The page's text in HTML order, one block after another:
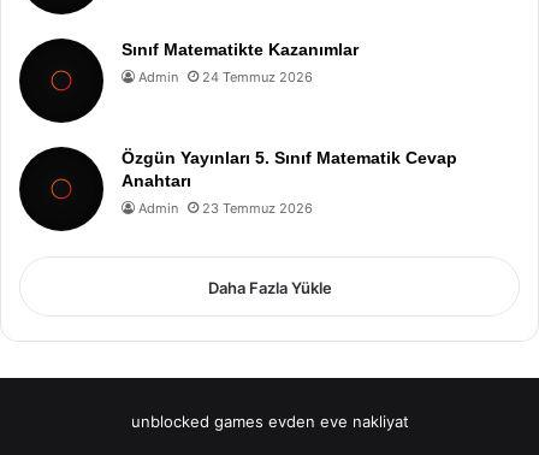
Sınıf Matematikte Kazanımlar
Admin 24 Temmuz 2026
Özgün Yayınları 5. Sınıf Matematik Cevap
Anahtarı
Admin 23 Temmuz 2026
Daha Fazla Yükle
unblocked games evden eve nakliyat